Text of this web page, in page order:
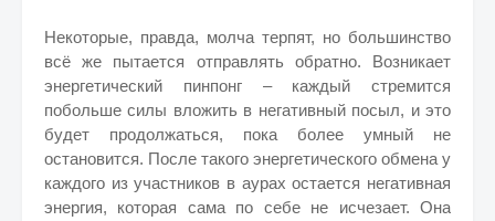
Некоторые, правда, молча терпят, но большинство
всё же пытается отправлять обратно. Возникает
энергетический пинпонг – каждый стремится
побольше силы вложить в негативный посыл, и это
будет продолжаться, пока более умный не
остановится. После такого энергетического обмена у
каждого из участников в аурах остается негативная
энергия, которая сама по себе не исчезает. Она